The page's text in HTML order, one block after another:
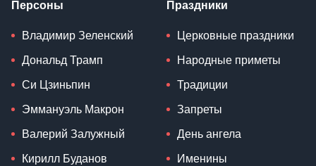
Персоны
Владимир Зеленский
Дональд Трамп
Си Цзиньпин
Эммануэль Макрон
Валерий Залужный
Кирилл Буданов
Праздники
Церковные праздники
Народные приметы
Традиции
Запреты
День ангела
Именины